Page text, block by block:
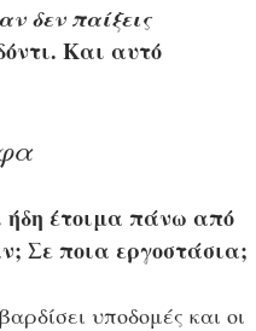
δεν παίξεις
Και αυτό
ήδη έτοιμα πάνω από
Σε ποια εργοστάσια;
υποδομές και οι